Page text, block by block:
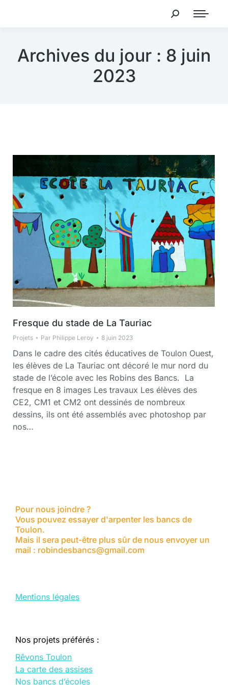
Archives du jour : 8 juin
2023
Fresque du stade de La Tauriac
Projets Par Philippe Leroy 8 juin 2023
Dans le cadre des cités éducatives de Toulon Ouest,
les élèves de La Tauriac ont décoré le mur nord du
stade de l’école avec les Robins des Bancs. La
fresque en 8 images Les travaux Les élèves des
CE2, CM1 et CM2 ont dessinés de nombreux
dessins, ils ont été assemblés avec photoshop par
nos…
Pour nous joindre ?
Vous pouvez essayer d'arpenter les bancs de
Toulon.
Mais il sera peut-être plus sûr de nous envoyer un
mail : robindesbancs@gmail.com
Mentions légales
Nos projets préférés :
Rêvons Toulon
La carte des assises
Nos bancs d’écoles